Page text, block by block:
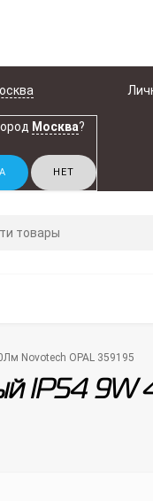
Москва?
Novotech OPAL 359195
IP54 9W